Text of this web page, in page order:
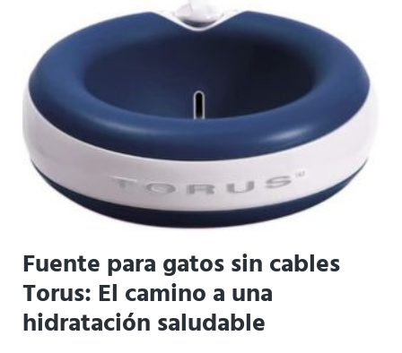
Fuente para gatos sin cables
Torus: El camino a una
hidratación saludable